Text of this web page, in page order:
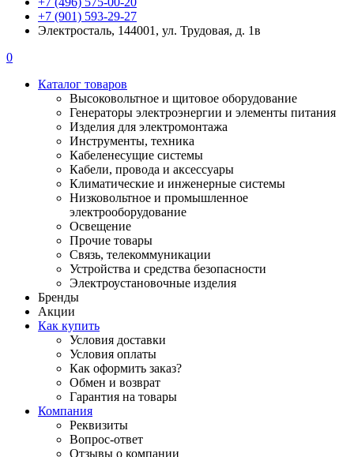
+7 (901) 593-29-27
Электросталь, 144001, ул. Трудовая, д. 1в
0
Каталог товаров
Высоковольтное и щитовое оборудование
Генераторы электроэнергии и элементы питания
Изделия для электромонтажа
Инструменты, техника
Кабеленесущие системы
Кабели, провода и аксессуары
Климатические и инженерные системы
Низковольтное и промышленное
электрооборудование
Освещение
Прочие товары
Связь, телекоммуникации
Устройства и средства безопасности
Электроустановочные изделия
Бренды
Акции
Как купить
Условия доставки
Условия оплаты
Как оформить заказ?
Обмен и возврат
Гарантия на товары
Компания
Реквизиты
Вопрос-ответ
Отзывы о компании